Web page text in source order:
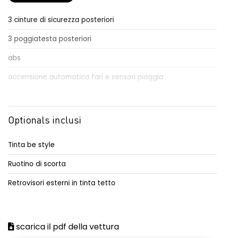
3 cinture di sicurezza posteriori
3 poggiatesta posteriori
abs
accensione automatica fari e sensori pioggia
Aggiornamento del sistema, incluso per 5 anni
airbag laterali a tendina anteriori e posteriori
alzacristalli posteriori elettrici impulsionali
azacristalli anteriori elettrici e impulsionali
Optionals inclusi
Tinta be style
Ruotino di scorta
Retrovisori esterni in tinta tetto
scarica il pdf della vettura